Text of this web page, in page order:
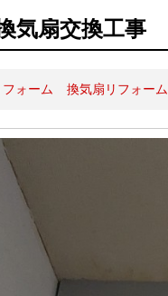
気扇交換工事
ォーム 換気扇リフォーム